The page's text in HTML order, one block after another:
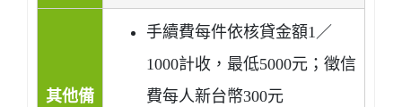
其他備
手續費每件依核貸金額1／
1000計收，最低5000元；徵信
費每人新台幣300元